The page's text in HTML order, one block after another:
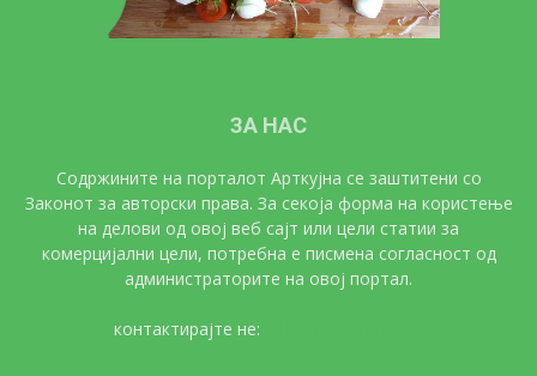
ЗА НАС
Содржините на порталот Арткујна се заштитени со
Законот за авторски права. За секоја форма на користење
на делови од овој веб сајт или цели статии за
комерцијални цели, потребна е писмена согласност од
администраторите на овој портал.
контактирајте не: